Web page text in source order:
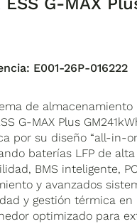
E001-26P-016222
de
G-MAX Plus
por su diseño “all-in-
baterías LFP de alta
BMS inteligente,
y avanzados
y gestión térmica
optimizado para